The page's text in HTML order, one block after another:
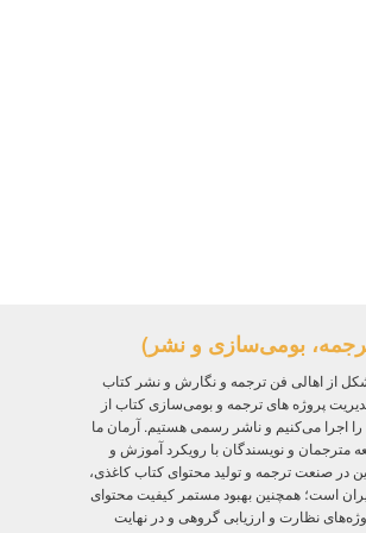
بومی‌سازی و نشر)
از اهالی فن ترجمه و نگارش و نشر کتاب
پروژه‌ های ترجمه و بومی‌سازی کتاب از
را اجرا می‌کنیم و ناشر رسمی هستیم. آرمان ما
مترجمان و نویسندگان با رویکرد آموزش و
در صنعت ترجمه و تولید محتوای کتاب کاغذی،
است؛ همچنین بهبود مستمر کیفیت محتوای
نظارت و ارزیابی گروهی و در نهایت